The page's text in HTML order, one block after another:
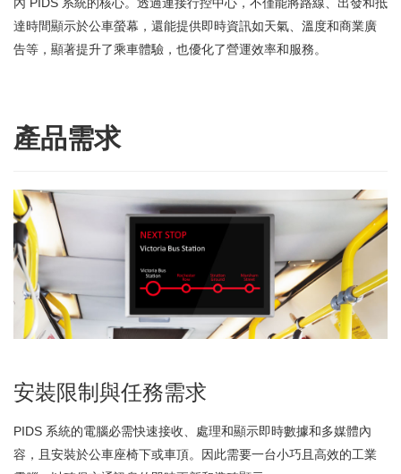
達時間顯示於公車螢幕，還能提供即時資訊如天氣、溫度和商業廣
告等，顯著提升了乘車體驗，也優化了營運效率和服務。
產品需求
安裝限制與任務需求
PIDS 系統的電腦必需快速接收、處理和顯示即時數據和多媒體內
容，且安裝於公車座椅下或車頂。因此需要一台小巧且高效的工業